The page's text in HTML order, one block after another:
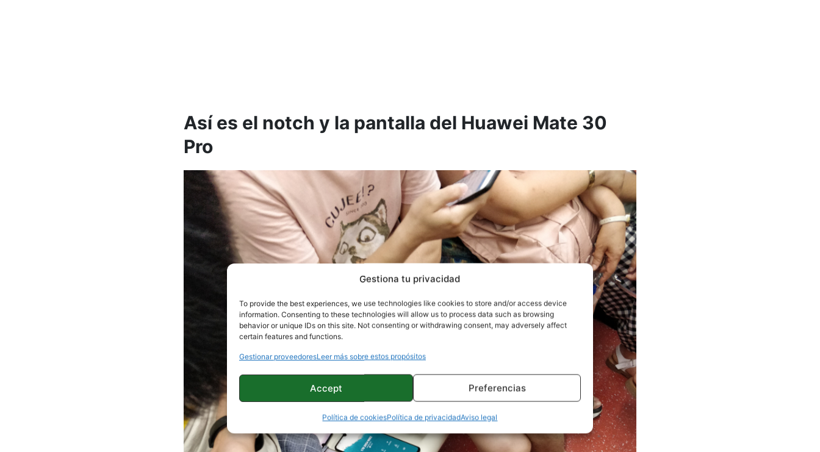
Gestiona tu privacidad
To provide the best experiences, we use technologies like cookies to store and/or access device
information. Consenting to these technologies will allow us to process data such as browsing
behavior or unique IDs on this site. Not consenting or withdrawing consent, may adversely affect
certain features and functions.
Gestionar proveedoresLeer más sobre estos propósitos
Accept Preferencias
Política de cookiesPolítica de privacidadAviso legal
Así es el notch y la pantalla del Huawei Mate 30
Pro